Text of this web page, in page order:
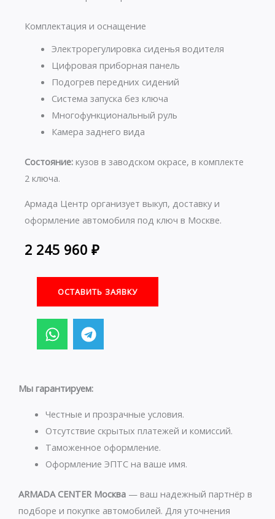
Комплектация и оснащение
Электрорегулировка сиденья водителя
Цифровая приборная панель
Подогрев передних сидений
Система запуска без ключа
Многофункциональный руль
Камера заднего вида
Состояние: кузов в заводском окрасе, в комплекте
2 ключа.
Армада Центр организует выкуп, доставку и
оформление автомобиля под ключ в Москве.
2 245 960 ₽
ОСТАВИТЬ ЗАЯВКУ
W
h
a
s
p
p
T
e
l
g
a
m
Мы гарантируем:
Честные и прозрачные условия.
Отсутствие скрытых платежей и комиссий.
Таможенное оформление.
Оформление ЭПТС на ваше имя.
ARMADA CENTER Москва — ваш надежный партнёр в
подборе и покупке автомобилей. Для уточнения